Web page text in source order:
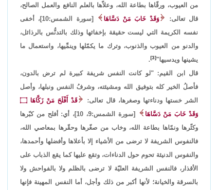
من العيوب، ورقّاها بطاعة الله، وعلاّها بالعلم النافع والعمل الصالح،
قال تعالى:
وَقَدْ خَابَ مَنْ دَسَّاهَا
[سورة الشمس:10]، أخفى
نفسه الكريمة التي ليست حقيقة بإخفائها وذلك بالتدنُّس بالرذائل،
والدنو من العيوب والذنوب، وترك ما يكمّلها وينمِّيها، واستعمال ما
يشينها ويدسيها"[3]
.
قال ابن القيم: "لو كانت النفس شريفة كبيرة لم ترض بالدون،
فأصلُ الخير كله بتوفيق الله ومشيئته، وشرفُ النفس ونبلها، وأصل
الشر خستها ودناءتها وصغرها، قال تعالى:
قَدْ أَفْلَحَ مَنْ زَكَّاهَا ۝
وَقَدْ خَابَ مَنْ دَسَّاهَا
[سورة الشمس:9، 10]، أي: أفلح من كبّرها
وكثّرها ونمّاها بطاعة الله، وخاب من صغّرها وحقّرها بمعاصي الله،
فالنفوس الشريفة لا ترضى من الأشياء إلا بأعلاها وأفضلها وأحمدها،
والنفوس الدنيئة تحوم حول الدناءات، وتقع عليها كما يقع الذباب على
الأقذار، فالنفس الشريفة العليّة لا ترضى بالظلم ولا بالفواحش ولا
بالسرقة والخيانة؛ لأنها أكبر من ذلك وأجل، أما النفس المهينة فإنها